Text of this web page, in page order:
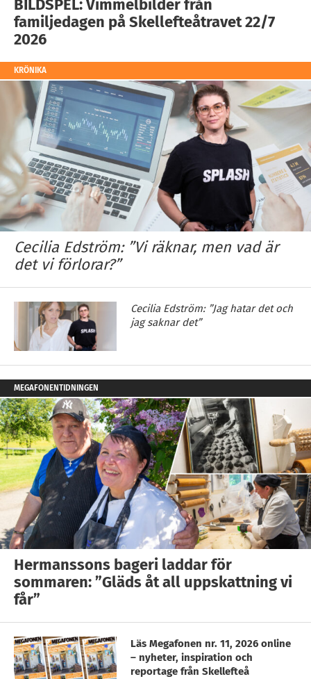
BILDSPEL: Vimmelbilder från
familjedagen på Skellefteåtravet 22/7
2026
KRÖNIKA
Cecilia Edström: ”Vi räknar, men vad är
det vi förlorar?”
Cecilia Edström: ”Jag hatar det och
jag saknar det”
MEGAFONENTIDNINGEN
Hermanssons bageri laddar för
sommaren: ”Gläds åt all uppskattning vi
får”
Läs Megafonen nr. 11, 2026 online
– nyheter, inspiration och
reportage från Skellefteå